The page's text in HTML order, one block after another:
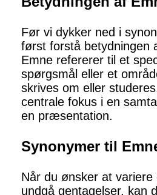
Før vi dykker ned i
først forstå betydningen
Emne refererer til et
spørgsmål eller et
skrives om eller
centrale fokus i en
en præsentation.
Synonymer til
Når du ønsker at variere
undgå gentagelser, kan